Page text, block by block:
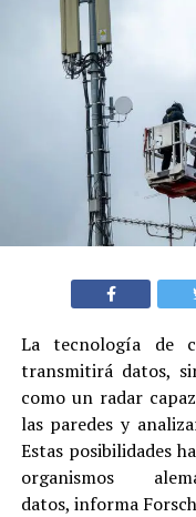
La tecnología de
transmitirá datos,
como un radar
las paredes y
Estas posibilidades
organismos
datos, informa